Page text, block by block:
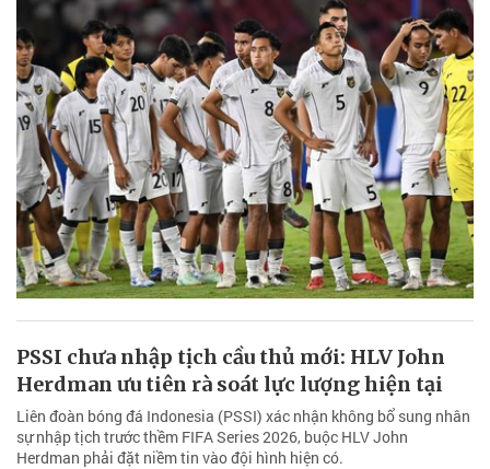
PSSI chưa nhập tịch cầu thủ mới: HLV John
Herdman ưu tiên rà soát lực lượng hiện tại
Liên đoàn bóng đá Indonesia (PSSI) xác nhận không bổ sung nhân
sự nhập tịch trước thềm FIFA Series 2026, buộc HLV John
Herdman phải đặt niềm tin vào đội hình hiện có.